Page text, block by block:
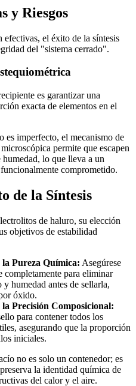
y Riesgos
efectivas, el éxito de la síntesis
del "sistema cerrado".
es garantizar una
exacta de elementos en el
es imperfecto, el mecanismo de
permite que escapen
lo que lleva a un
comprometido.
de la Síntesis
de haluro, su elección
objetivos de estabilidad
Pureza Química: Asegúrese
completamente para eliminar
humedad antes de sellarla,
óxido.
Precisión Composicional:
para contener todos los
asegurando que la proporción
iniciales.
no es solo un contenedor; es
la identidad química de
del calor y el aire.